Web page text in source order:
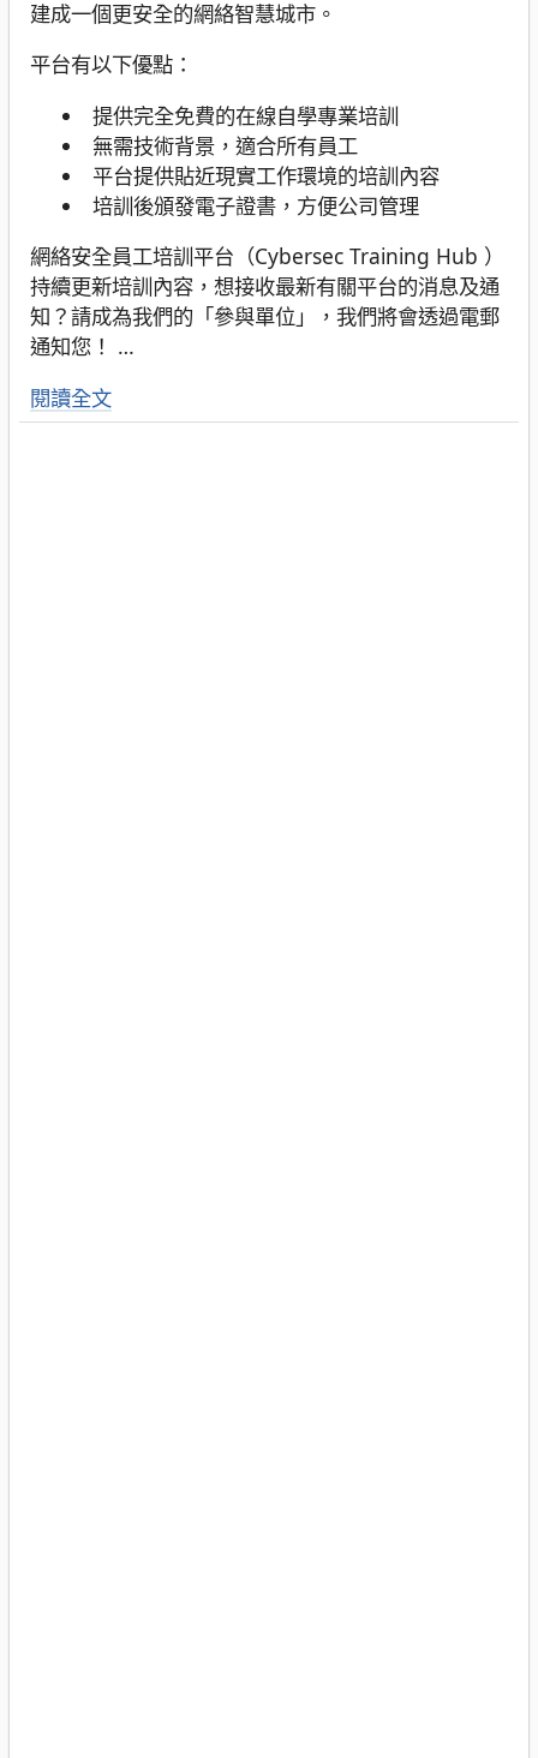
建成一個更安全的網絡智慧城市。
平台有以下優點：
提供完全免費的在線自學專業培訓
無需技術背景，適合所有員工
平台提供貼近現實工作環境的培訓內容
培訓後頒發電子證書，方便公司管理
網絡安全員工培訓平台（Cybersec Training Hub ）
持續更新培訓內容，想接收最新有關平台的消息及通
知？請成為我們的「參與單位」，我們將會透過電郵
通知您！ …
閱讀全文